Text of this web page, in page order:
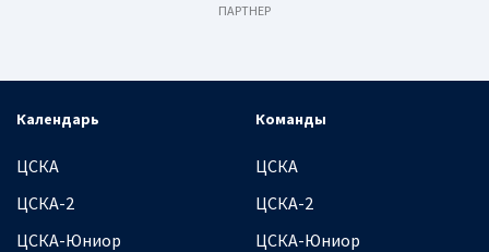
ПАРТНЕР
Календарь
ЦСКА
ЦСКА-2
ЦСКА-Юниор
Команды
ЦСКА
ЦСКА-2
ЦСКА-Юниор